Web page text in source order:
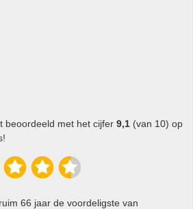
beoordeeld met het cijfer 9,1 (van 10) op
66 jaar de voordeligste van